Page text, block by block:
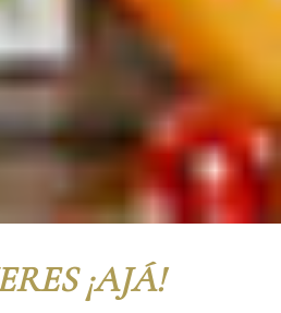
¡AJÁ!